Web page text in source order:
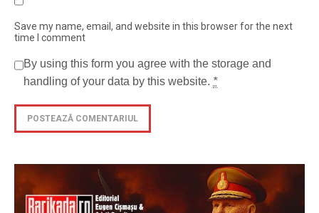
Save my name, email, and website in this browser for the next
time I comment
By using this form you agree with the storage and
handling of your data by this website. *